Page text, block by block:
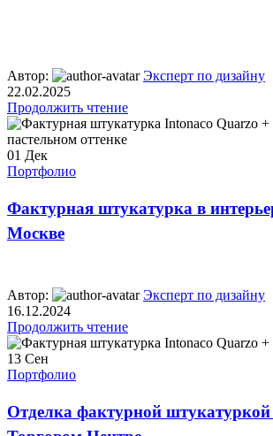
Автор:
Эксперт по дизайну
22.02.2025
Продолжить чтение
01 Дек
Портфолио
Фактурная штукатурка в
Москве
Автор:
Эксперт по дизайну
16.12.2024
Продолжить чтение
13 Сен
Портфолио
Отделка фактурной